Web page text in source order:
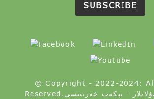
SUBSCRIBE
© Copyright - 2022-2024:
Reserved.
- بېكەت خەرىتىسى